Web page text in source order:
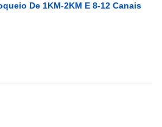
De 1KM-2KM E 8-12 Canais